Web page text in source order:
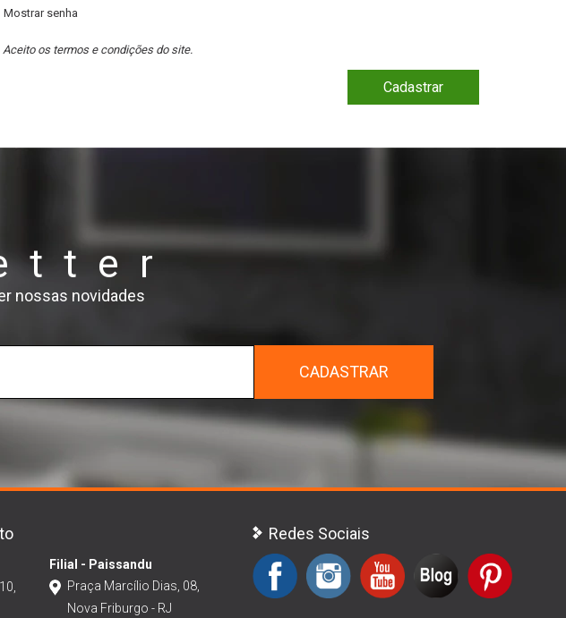
Mostrar senha
Aceito os termos e condiçõesdo site.
Cadastrar
nossas novidades
CADASTRAR
Filial - Paissandu
Praça Marcílio Dias, 08,
Nova Friburgo - RJ
Redes Sociais